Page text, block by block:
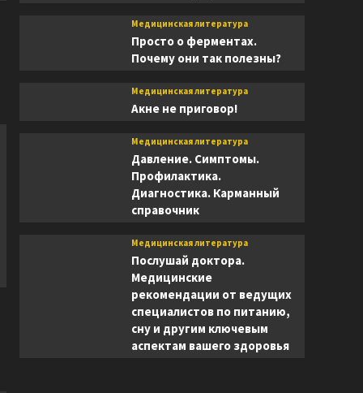
Медицинская литература
Просто о ферментах.
Почему они так полезны?
Медицинская литература
Акне не приговор!
Медицинская литература
Давление. Симптомы.
Профилактика.
Диагностика. Карманный
справочник
Медицинская литература
Послушай доктора.
Медицинские
рекомендации от ведущих
специалистов по питанию,
сну и другим ключевым
аспектам вашего здоровья